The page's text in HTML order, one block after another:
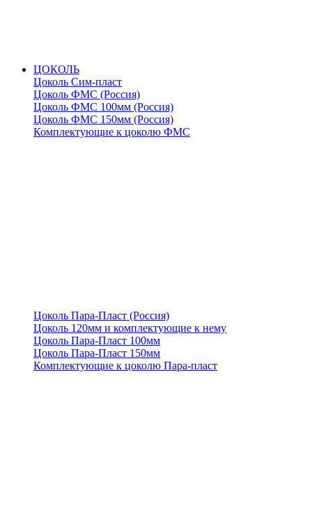
ЦОКОЛЬ
Цоколь Сим-пласт
Цоколь ФМС (Россия)
Цоколь ФМС 100мм (Россия)
Цоколь ФМС 150мм (Россия)
Комплектующие к цоколю ФМС
Цоколь Пара-Пласт (Россия)
Цоколь 120мм и комплектующие к нему
Цоколь Пара-Пласт 100мм
Цоколь Пара-Пласт 150мм
Комплектующие к цоколю Пара-пласт